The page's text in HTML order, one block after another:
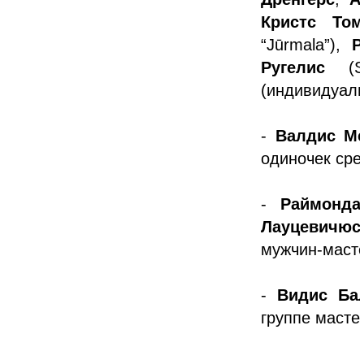
Кристс
“Jūrmala”),
Ругелис
- Валдис
одиночек
-
Лауцевичюс
мужчин-
- Видис
группе